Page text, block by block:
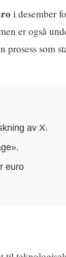
i desember
er også
prosess som
av X.
euro